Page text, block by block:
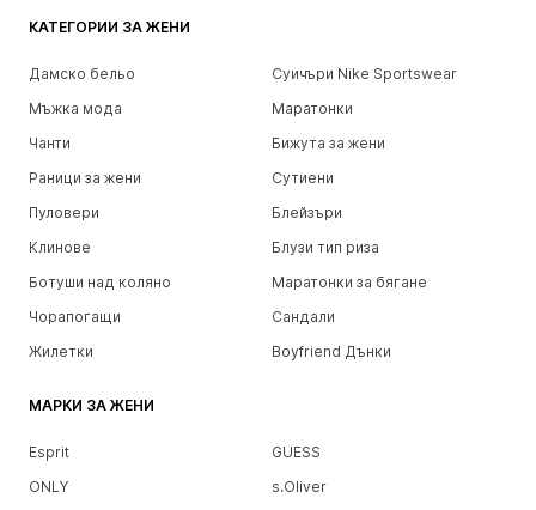
КАТЕГОРИИ ЗА ЖЕНИ
Дамско бельо
Суичъри Nike Sportswear
Мъжка мода
Маратонки
Чанти
Бижута за жени
Раници за жени
Сутиени
Пуловери
Блейзъри
Клинове
Блузи тип риза
Ботуши над коляно
Маратонки за бягане
Чорапогащи
Сандали
Жилетки
Boyfriend Дънки
МАРКИ ЗА ЖЕНИ
Esprit
GUESS
ONLY
s.Oliver